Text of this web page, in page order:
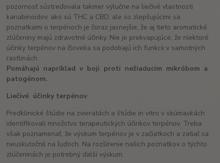
pozornosť sústreďovala takmer výlučne na liečivé vlastnosti
kanabinoidov, ako sú THC a CBD, ale so zlepšujúcimi sa
poznatkami o terpénoch je čoraz jasnejšie, že aj tieto aromatické
zlúčeniny majú zdravotné účinky. Nie je prekvapujúce, že niektoré
účinky terpénov na človeka sa podobajú ich funkcii v samotných
rastlinách.
Pomáhajú napríklad v boji proti nežiaducim mikróbom a
patogénom.
Liečivé účinky terpénov
Predklinické štúdie na zvieratách a štúdie in vitro v skúmavkách
identifikovali množstvo terapeutických účinkov terpénov. Treba
však poznamenať, že výskum terpénov je v začiatkoch a zatiaľ sa
neuskutočnil na ľuďoch. Na rozšírenie našich poznatkov o týchto
zlúčeninách je potrebný ďalší výskum.